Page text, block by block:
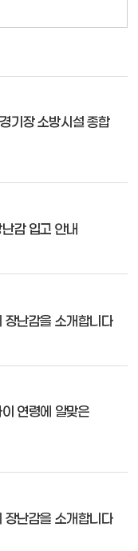
기장 소방시설 종합
감 입고 안내
장난감을 소개합니다
연령에 알맞은
장난감을 소개합니다